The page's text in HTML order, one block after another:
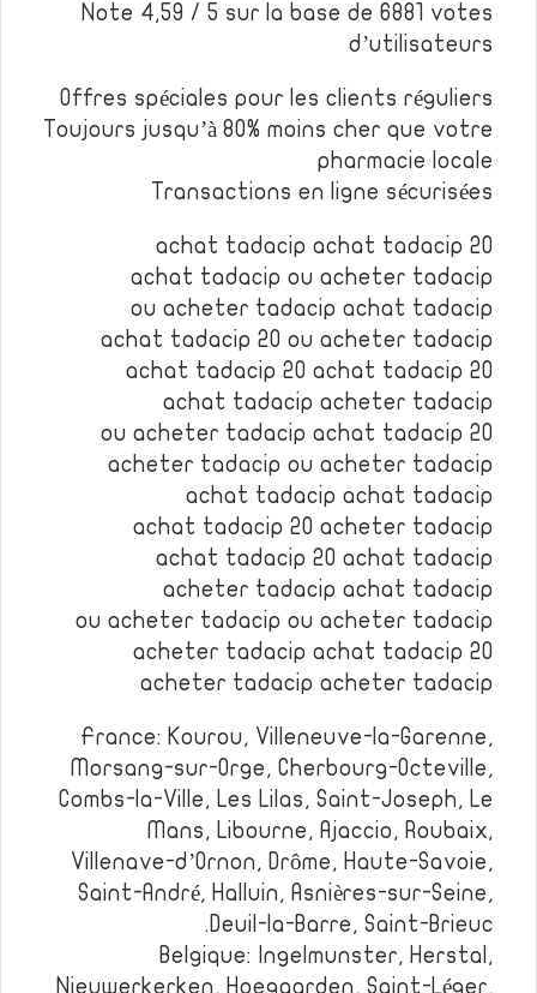
Note 4,59 / 5 sur la base de 6881 votes
d’utilisateurs
Offres spéciales pour les clients réguliers
Toujours jusqu’à 80% moins cher que votre
pharmacie locale
Transactions en ligne sécurisées
achat tadacip achat tadacip 20
achat tadacip ou acheter tadacip
ou acheter tadacip achat tadacip
achat tadacip 20 ou acheter tadacip
achat tadacip 20 achat tadacip 20
achat tadacip acheter tadacip
ou acheter tadacip achat tadacip 20
acheter tadacip ou acheter tadacip
achat tadacip achat tadacip
achat tadacip 20 acheter tadacip
achat tadacip 20 achat tadacip
acheter tadacip achat tadacip
ou acheter tadacip ou acheter tadacip
acheter tadacip achat tadacip 20
acheter tadacip acheter tadacip
France: Kourou, Villeneuve-la-Garenne,
Morsang-sur-Orge, Cherbourg-Octeville,
Combs-la-Ville, Les Lilas, Saint-Joseph, Le
Mans, Libourne, Ajaccio, Roubaix,
Villenave-d’Ornon, Drôme, Haute-Savoie,
Saint-André, Halluin, Asnières-sur-Seine,
Deuil-la-Barre, Saint-Brieuc.
Belgique: Ingelmunster, Herstal,
Nieuwerkerken, Hoegaarden, Saint-Léger,